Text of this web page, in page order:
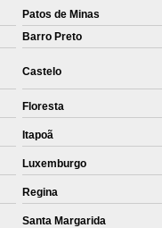
Label de Malhas
de
Sublimação
Sublimação em
Patos de Minas
Barro Preto
Castelo
Floresta
Itapoã
Luxemburgo
Regina
Santa Margarida